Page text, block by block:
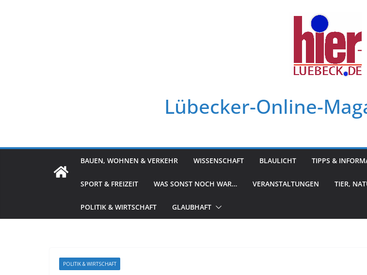
Lübecker-Online-
BAUEN, WOHNEN & VERKEHR WISSENSCHAFT BLAULICHT TIPPS &
SPORT & FREIZEIT WAS SONST NOCH WAR… VERANSTALTUNGEN TIER,
POLITIK & WIRTSCHAFT GLAUBHAFT
POLITIK & WIRTSCHAFT